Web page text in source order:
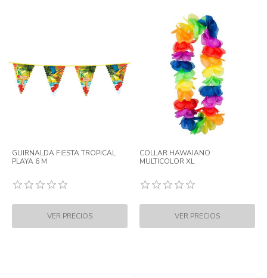
GUIRNALDA FIESTA TROPICAL
PLAYA 6 M
COLLAR HAWAIANO
MULTICOLOR XL